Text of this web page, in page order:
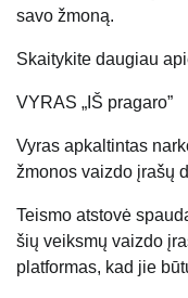
savo žmoną.
Skaitykite daugiau
VYRAS „IŠ pragaro”
Vyras apkaltintas
žmonos vaizdo įrašų
Teismo atstovė
šių veiksmų vaizdo
platformas, kad jie